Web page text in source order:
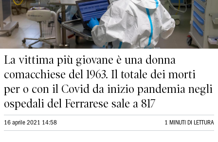
La vittima più giovane è una donna
comacchiese del 1963. Il totale dei morti
per o con il Covid da inizio pandemia negli
ospedali del Ferrarese sale a 817
16 aprile 2021 14:58 1 MINUTI DI LETTURA